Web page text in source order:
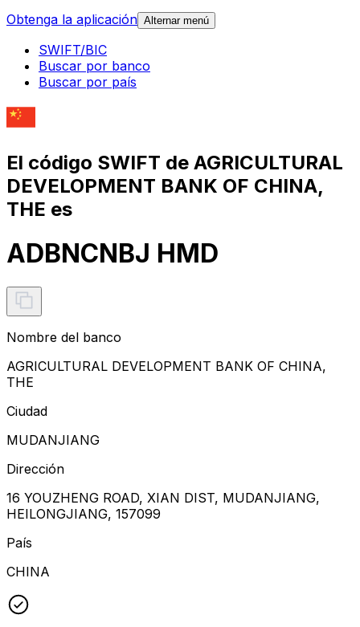
Obtenga la aplicación Alternar menú
SWIFT/BIC
Buscar por banco
Buscar por país
El código SWIFT de AGRICULTURAL
DEVELOPMENT BANK OF CHINA,
THE es
ADBNCNBJ HMD
Nombre del banco
AGRICULTURAL DEVELOPMENT BANK OF CHINA,
THE
Ciudad
MUDANJIANG
Dirección
16 YOUZHENG ROAD, XIAN DIST, MUDANJIANG,
HEILONGJIANG, 157099
País
CHINA